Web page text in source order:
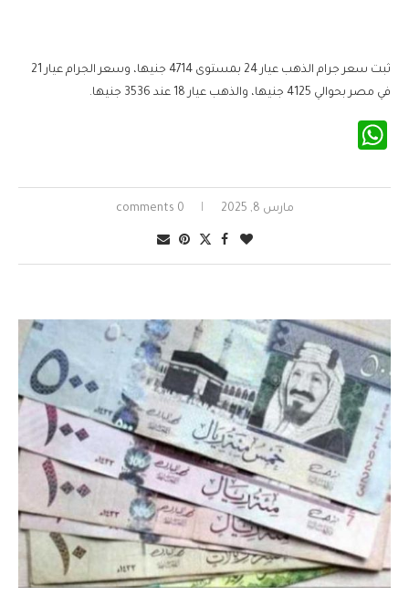
ثبت سعر جرام الذهب عيار 24 بمستوى 4714 جنيها، وسعر الجرام عيار 21
في مصر بحوالي 4125 جنيها، والذهب عيار 18 عند 3536 جنيها.
مارس 8, 2025 0 comments